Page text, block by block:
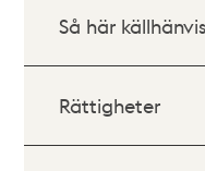
Så här
Rättigheter